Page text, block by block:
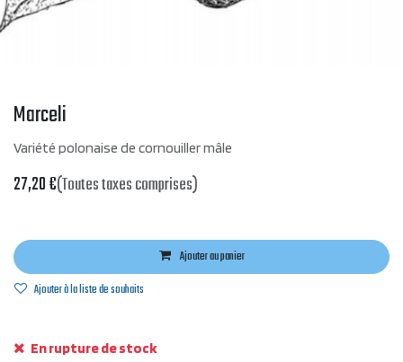
Marceli
Variété polonaise de cornouiller mâle
27,20€(Toutes taxes comprises)
Ajouter au panier
Ajouter à la liste de souhaits
En rupture de stock